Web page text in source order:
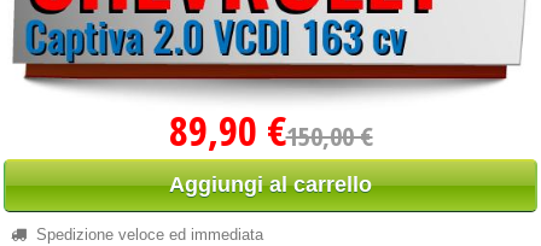
89,90 €150,00 €
Aggiungi al carrello
Spedizione veloce ed immediata